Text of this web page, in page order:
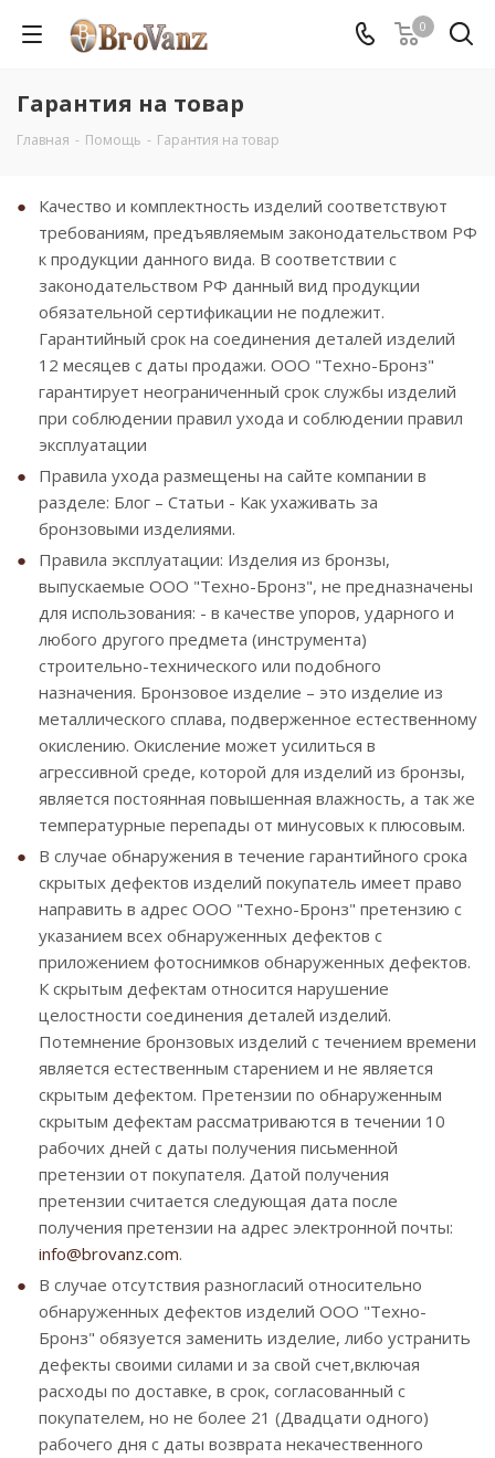
0
Гарантия на товар
Главная - Помощь - Гарантия на товар
Качество и комплектность изделий соответствуют
требованиям, предъявляемым законодательством РФ
к продукции данного вида. В соответствии с
законодательством РФ данный вид продукции
обязательной сертификации не подлежит.
Гарантийный срок на соединения деталей изделий
12 месяцев с даты продажи. ООО "Техно-Бронз"
гарантирует неограниченный срок службы изделий
при соблюдении правил ухода и соблюдении правил
эксплуатации
Правила ухода размещены на сайте компании в
разделе: Блог – Статьи - Как ухаживать за
бронзовыми изделиями.
Правила эксплуатации: Изделия из бронзы,
выпускаемые ООО "Техно-Бронз", не предназначены
для использования: - в качестве упоров, ударного и
любого другого предмета (инструмента)
строительно-технического или подобного
назначения. Бронзовое изделие – это изделие из
металлического сплава, подверженное естественному
окислению. Окисление может усилиться в
агрессивной среде, которой для изделий из бронзы,
является постоянная повышенная влажность, а так же
температурные перепады от минусовых к плюсовым.
В случае обнаружения в течение гарантийного срока
скрытых дефектов изделий покупатель имеет право
направить в адрес ООО "Техно-Бронз" претензию с
указанием всех обнаруженных дефектов с
приложением фотоснимков обнаруженных дефектов.
К скрытым дефектам относится нарушение
целостности соединения деталей изделий.
Потемнение бронзовых изделий с течением времени
является естественным старением и не является
скрытым дефектом. Претензии по обнаруженным
скрытым дефектам рассматриваются в течении 10
рабочих дней с даты получения письменной
претензии от покупателя. Датой получения
претензии считается следующая дата после
получения претензии на адрес электронной почты:
info@brovanz.com.
В случае отсутствия разногласий относительно
обнаруженных дефектов изделий ООО "Техно-
Бронз" обязуется заменить изделие, либо устранить
дефекты своими силами и за свой счет,включая
расходы по доставке, в срок, согласованный с
покупателем, но не более 21 (Двадцати одного)
рабочего дня с даты возврата некачественного